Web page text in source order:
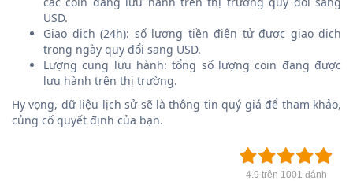
USD.
Giao dịch (24h): số lượng tiền điện tử được giao dịch
trong ngày quy đổi sang USD.
Lượng cung lưu hành: tổng số lượng coin đang được
lưu hành trên thị trường.
Hy vọng, dữ liệu lịch sử sẽ là thông tin quý giá để tham khảo,
củng cố quyết định của bạn.
4.9 trên 1001 đánh